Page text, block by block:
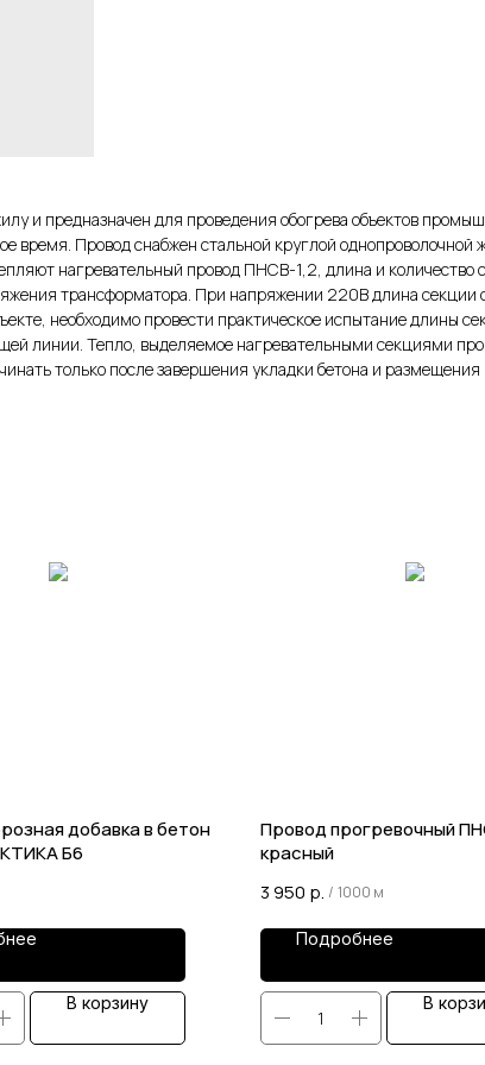
и предназначен для проведения обогрева объектов
время. Провод снабжен стальной круглой
нагревательный провод ПНСВ-1,2, длина и
трансформатора. При напряжении 220В длина
необходимо провести практическое испытание длины
линии. Тепло, выделяемое нагревательными секциями
только после завершения укладки бетона и
добавка в бетон
Б6
В корзину
Провод прогревочный
красный
3 950 р. / 1000 м
Подробнее
В